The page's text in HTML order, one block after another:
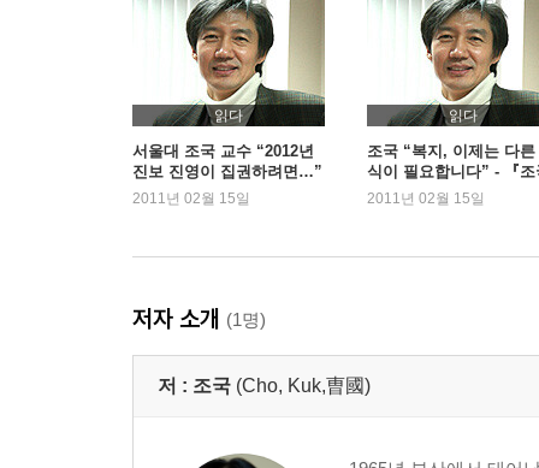
제3장 이 땅의 소수자를 위하여
1. 소수자의 인권을 보호하라
2. 우리 안의 인종차별주의
3. 성적 소수자에 대한 혐오와 차별
4. 양심에 따라 병역과 국기에 대한 경례를 거부하
5. 시혜나 동정이 아닌 인권의 주체, 장애인
맺음말을 대신하여: “불환과이환불균”
읽다
서울대 조국 교수 “2012년
진보 진영이 집권하려면…”
- 『조국, 대한민국에 고하
2011년 02월 15일
읽다
조국 “복지, 이제는 다른
식이 필요합니다” - 『조
대한민국에 고하다』②
2011년 02월 15일
저자 소개 (1명)
저 : 조국 (Cho, Kuk,曺國)